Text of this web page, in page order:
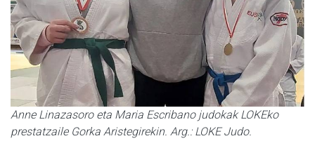
Anne Linazasoro eta Maria Escribano judokak LOKEko
prestatzaile Gorka Aristegirekin. Arg.: LOKE Judo.